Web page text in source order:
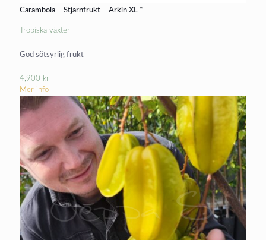
Carambola – Stjärnfrukt – Arkin XL *
Tropiska växter
God sötsyrlig frukt
4,900 kr
Mer info